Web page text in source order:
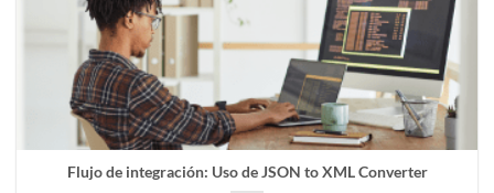
Flujo de integración: Uso de JSON to XML Converter